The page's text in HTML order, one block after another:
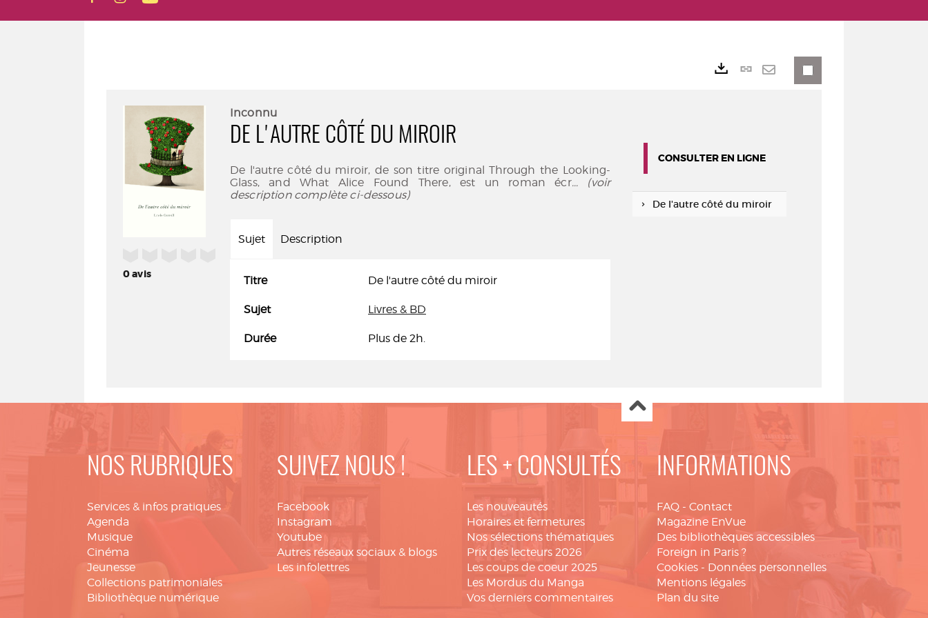
0avis
Inconnu
DE L'AUTRE CÔTÉ DU MIROIR
De l'autre côté du miroir, de son titre original Through the Looking-
Glass, and What Alice Found There, est un roman écr... (voir
description complète ci-dessous)
Sujet Description
Titre De l'autre côté du miroir
Sujet Livres & BD
Durée Plus de 2h.
Lien
CONSULTER EN LIGNE
De l'autre côté du miroir
NOS RUBRIQUES
Services & infos pratiques
Agenda
Musique
Cinéma
Jeunesse
Collections patrimoniales
Bibliothèque numérique
SUIVEZ NOUS !
Facebook
Instagram
Youtube
Autres réseaux sociaux & blogs
Les infolettres
LES + CONSULTÉS
Les nouveautés
Horaires et fermetures
Nos sélections thématiques
Prix des lecteurs 2026
Les coups de coeur 2025
Les Mordus du Manga
Vos derniers commentaires
INFORMATIONS
FAQ - Contact
Magazine EnVue
Des bibliothèques accessibles
Foreign in Paris ?
Cookies - Données personnelles
Mentions légales
Plan du site